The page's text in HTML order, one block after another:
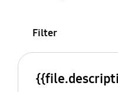
Filter